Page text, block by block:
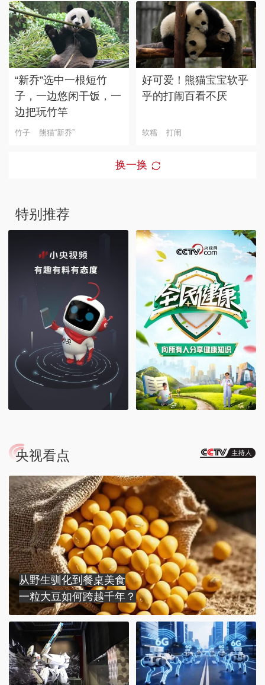
“新乔”选中一根短竹
子，一边悠闲干饭，一
边把玩竹竿
竹子 熊猫“新乔”
好可爱！熊猫宝宝软乎
乎的打闹百看不厌
软糯 打闹
换一换
特别推荐
央视看点
从野生驯化到餐桌美食
一粒大豆如何跨越千年？